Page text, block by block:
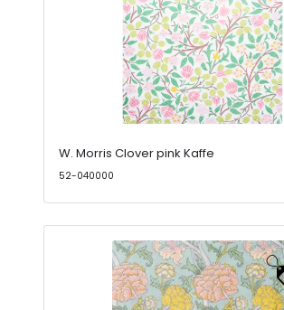
W. Morris Clover pink Kaffe
52-040000